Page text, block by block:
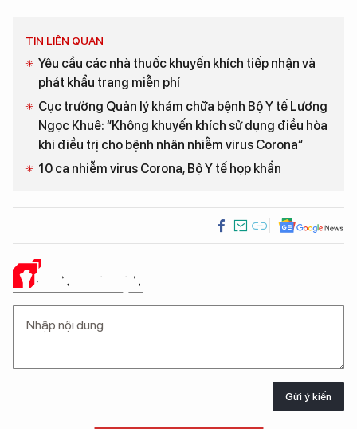
TIN LIÊN QUAN
Yêu cầu các nhà thuốc khuyến khích tiếp nhận và
phát khẩu trang miễn phí
Cục trưởng Quản lý khám chữa bệnh Bộ Y tế Lương
Ngọc Khuê: “Không khuyến khích sử dụng điều hòa
khi điều trị cho bệnh nhân nhiễm virus Corona“
10 ca nhiễm virus Corona, Bộ Y tế họp khẩn
Ý KIẾN CỦA BẠN
Gửi ý kiến